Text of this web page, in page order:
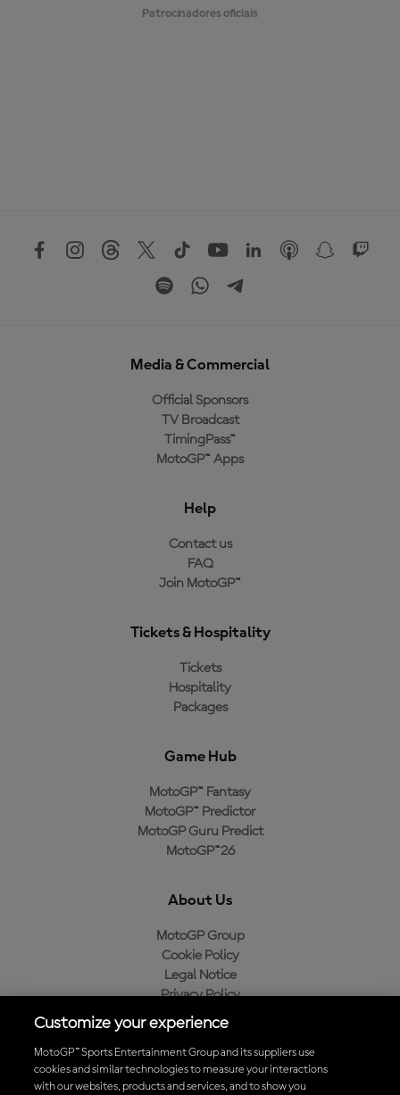
Patrocinadores oficiais
Media & Commercial
Official Sponsors
TV Broadcast
TimingPass™
MotoGP™ Apps
Help
Contact us
FAQ
Join MotoGP™
Tickets & Hospitality
Tickets
Hospitality
Packages
Game Hub
MotoGP™ Fantasy
MotoGP™ Predictor
MotoGP Guru Predict
MotoGP™26
About Us
MotoGP Group
Cookie Policy
Legal Notice
Privacy Policy
Purchase Policy
Baixe o aplicativo oficial da MotoGP™
Customize your experience
MotoGP™ Sports Entertainment Group and its suppliers use
cookies and similar technologies to measure your interactions
with our websites, products and services, and to show you